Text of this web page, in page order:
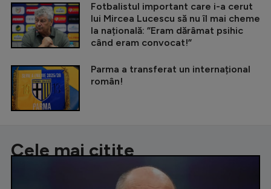
Fotbalistul important care i-a cerut
lui Mircea Lucescu să nu îl mai cheme
la națională: ”Eram dărâmat psihic
când eram convocat!”
Parma a transferat un internațional
român!
Cele mai citite